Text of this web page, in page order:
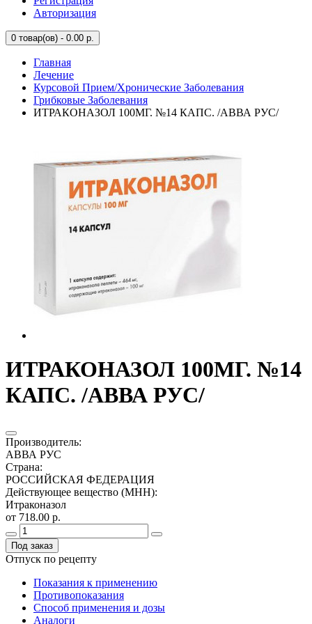
Авторизация
0 товар(ов) - 0.00 р.
Главная
Лечение
Курсовой Прием/Хронические Заболевания
Грибковые Заболевания
ИТРАКОНАЗОЛ 100МГ. №14 КАПС. /АВВА РУС/
ИТРАКОНАЗОЛ 100МГ. №14
КАПС. /АВВА РУС/
Производитель:
АВВА РУС
Страна:
РОССИЙСКАЯ ФЕДЕРАЦИЯ
Действующее вещество (МНН):
Итраконазол
от 718.00 р.
Под заказ
Отпуск по рецепту
Показания к применению
Противопоказания
Способ применения и дозы
Аналоги